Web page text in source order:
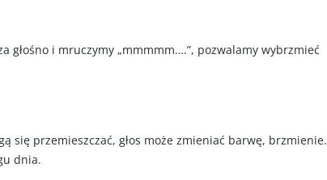
głośno i mruczymy „mmmmm….”, pozwalamy wybrzmieć
się przemieszczać, głos może zmieniać barwę, brzmienie.
dnia.